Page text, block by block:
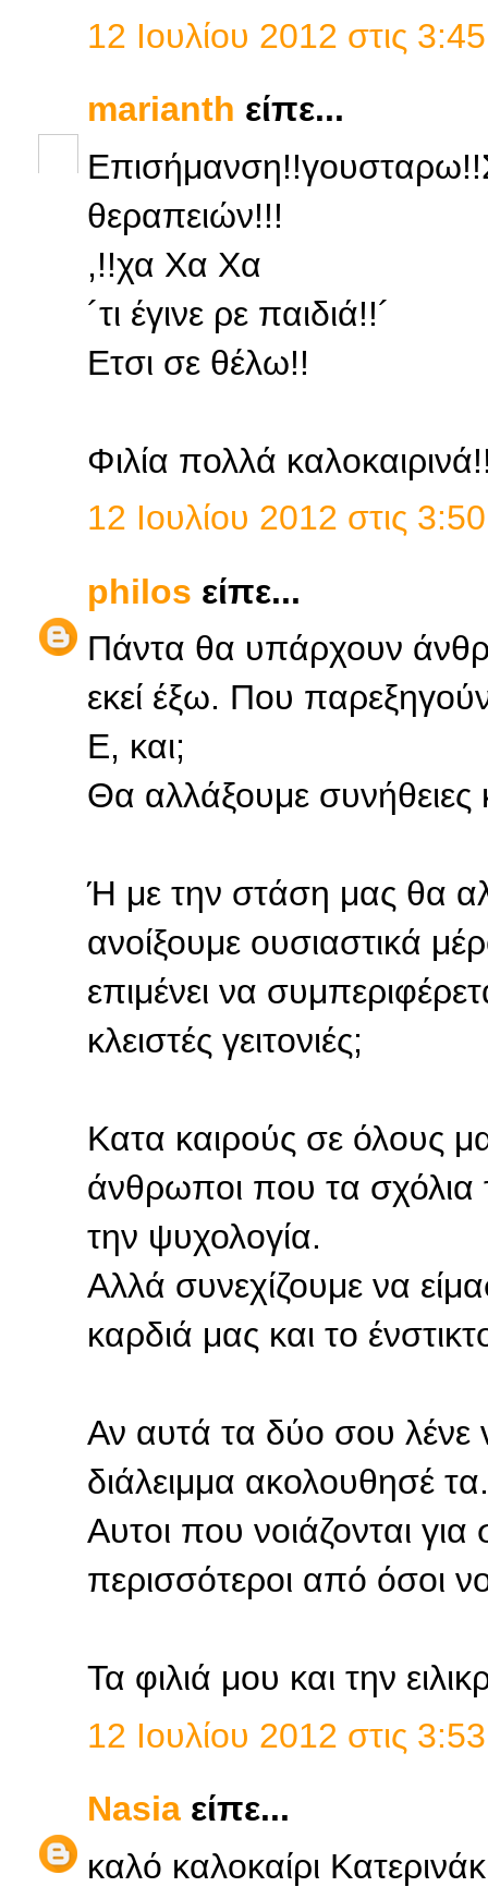
12 Ιουλίου 2012 στις
marianth είπε...
θεραπειών!!!
,!!χα Χα Χα
´τι έγινε ρε παιδιά!!´
Ετσι σε θέλω!!
Φιλία πολλά
12 Ιουλίου 2012 στις
philos είπε...
Πάντα θα υπάρχουν
εκεί έξω. Που
Ε, και;
Θα αλλάξουμε συνήθειες
Ή με την στάση μας θα
ανοίξουμε ουσιαστικά
επιμένει να
κλειστές γειτονιές;
Κατα καιρούς σε όλους
άνθρωποι που τα σχόλια
την ψυχολογία.
Αλλά συνεχίζουμε να
καρδιά μας και το
Αν αυτά τα δύο σου λένε
διάλειμμα ακολουθησέ
Αυτοι που νοιάζονται για
περισσότεροι από όσοι
Τα φιλιά μου και την
12 Ιουλίου 2012 στις
Nasia είπε...
καλό καλοκαίρι